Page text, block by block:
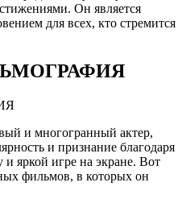
Он является
для всех, кто стремится
и многогранный актер,
и признание благодаря
яркой игре на экране. Вот
фильмов, в которых он